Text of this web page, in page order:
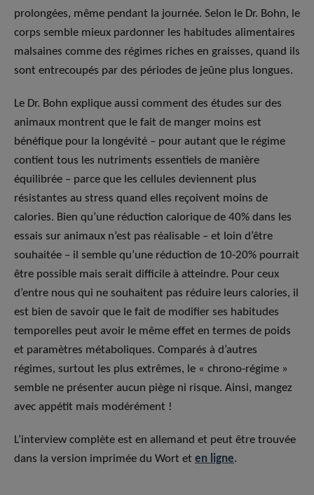
prolongées, même pendant la journée. Selon le Dr. Bohn, le
corps semble mieux pardonner les habitudes alimentaires
malsaines comme des régimes riches en graisses, quand ils
sont entrecoupés par des périodes de jeûne plus longues.
Le Dr. Bohn explique aussi comment des études sur des
animaux montrent que le fait de manger moins est
bénéfique pour la longévité – pour autant que le régime
contient tous les nutriments essentiels de manière
équilibrée – parce que les cellules deviennent plus
résistantes au stress quand elles reçoivent moins de
calories. Bien qu’une réduction calorique de 40% dans les
essais sur animaux n’est pas réalisable – et loin d’être
souhaitée – il semble qu’une réduction de 10-20% pourrait
être possible mais serait difficile à atteindre. Pour ceux
d’entre nous qui ne souhaitent pas réduire leurs calories, il
est bien de savoir que le fait de modifier ses habitudes
temporelles peut avoir le même effet en termes de poids
et paramètres métaboliques. Comparés à d’autres
régimes, surtout les plus extrêmes, le « chrono-régime »
semble ne présenter aucun piège ni risque. Ainsi, mangez
avec appétit mais modérément !
L’interview complète est en allemand et peut être trouvée
dans la version imprimée du Wort et en ligne.